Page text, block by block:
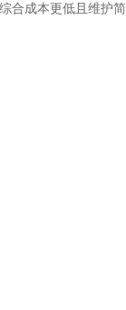
合成本更低且维护简